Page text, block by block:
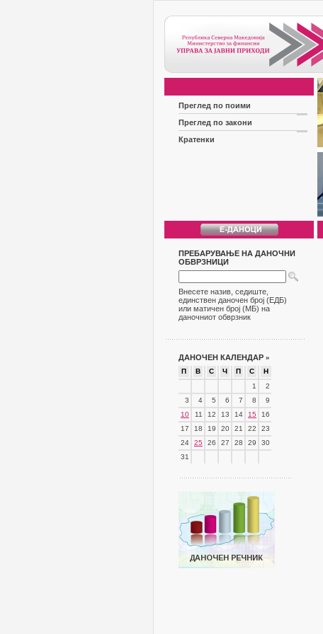
Преглед по поими
Преглед по закони
Кратенки
ПРЕБАРУВАЊЕ НА ДАНОЧНИ
ОБВРЗНИЦИ
Внесете назив, седиште,
единствен даночен број (ЕДБ)
или матичен број (МБ) на
даночниот обврзник
ДАНОЧЕН КАЛЕНДАР »
П В С Ч П С
Н
1
2
3
4 5 6 7 8
9
10
11 12 13 14 15
16
17
18 19 20 21 22
23
24
25 26 27 28 29
30
31